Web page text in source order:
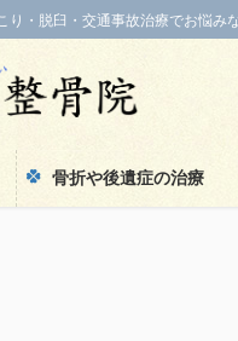
り・脱臼・交通事故治療でお悩み
骨折や後遺症の治療